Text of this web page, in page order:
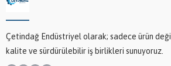
Çetindağ Endüstriyel olarak; sadece ürün
kalite ve sürdürülebilir iş birlikleri sunuyoruz.